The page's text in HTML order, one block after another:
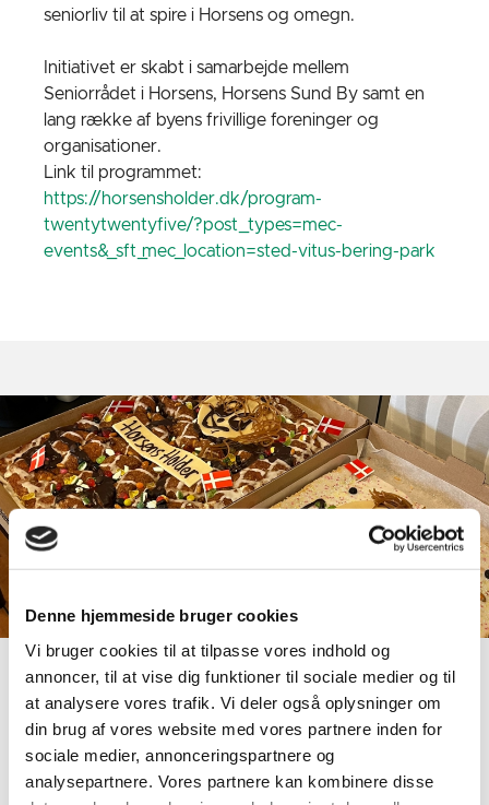
Denne hjemmeside bruger cookies
Vi bruger cookies til at tilpasse vores indhold og
annoncer, til at vise dig funktioner til sociale medier og til
at analysere vores trafik. Vi deler også oplysninger om
din brug af vores website med vores partnere inden for
sociale medier, annonceringspartnere og
analysepartnere. Vores partnere kan kombinere disse
seniorliv til at spire i Horsens og omegn.
Initiativet er skabt i samarbejde mellem
Seniorrådet i Horsens, Horsens Sund By samt en
lang række af byens frivillige foreninger og
organisationer.
Link til programmet:
https://horsensholder.dk/program-
twentytwentyfive/?post_types=mec-
events&_sft_mec_location=sted-vitus-bering-park
Tak for en god Temadag til
AlderBedst 2025
Den 8. januar 2025 dækkede vi op til Temadag for